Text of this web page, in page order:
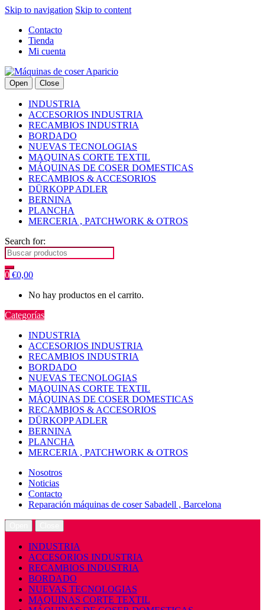
Skip to navigation Skip to content
Contacto
Tienda
Mi cuenta
Open Close
INDUSTRIA
ACCESORIOS INDUSTRIA
RECAMBIOS INDUSTRIA
BORDADO
NUEVAS TECNOLOGIAS
MAQUINAS CORTE TEXTIL
MÁQUINAS DE COSER DOMESTICAS
RECAMBIOS & ACCESORIOS
DÜRKOPP ADLER
BERNINA
PLANCHA
MERCERIA , PATCHWORK & OTROS
Search for:
0 €0,00
No hay productos en el carrito.
Categorías
INDUSTRIA
ACCESORIOS INDUSTRIA
RECAMBIOS INDUSTRIA
BORDADO
NUEVAS TECNOLOGIAS
MAQUINAS CORTE TEXTIL
MÁQUINAS DE COSER DOMESTICAS
RECAMBIOS & ACCESORIOS
DÜRKOPP ADLER
BERNINA
PLANCHA
MERCERIA , PATCHWORK & OTROS
Nosotros
Noticias
Contacto
Reparación máquinas de coser Sabadell , Barcelona
INDUSTRIA
ACCESORIOS INDUSTRIA
RECAMBIOS INDUSTRIA
BORDADO
NUEVAS TECNOLOGIAS
MAQUINAS CORTE TEXTIL